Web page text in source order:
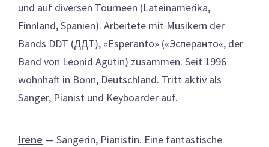
und auf diversen Tourneen (Lateinamerika,
Finnland, Spanien). Arbeitete mit Musikern der
Bands DDT (ДДТ), «Esperanto» («Эсперанто«, der
Band von Leonid Agutin) zusammen. Seit 1996
wohnhaft in Bonn, Deutschland. Tritt aktiv als
Sänger, Pianist und Keyboarder auf.
Irene — Sängerin, Pianistin. Eine fantastische